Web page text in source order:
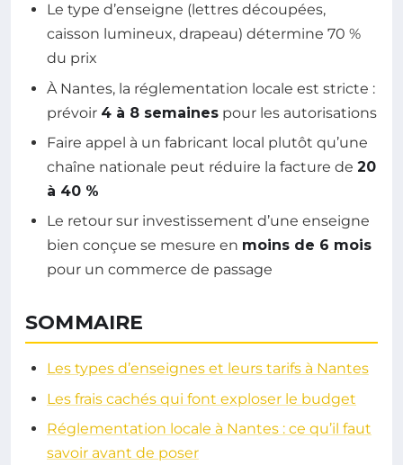
Le type d’enseigne (lettres découpées,
caisson lumineux, drapeau) détermine 70 %
du prix
À Nantes, la réglementation locale est stricte :
prévoir 4 à 8 semaines pour les autorisations
Faire appel à un fabricant local plutôt qu’une
chaîne nationale peut réduire la facture de 20
à 40 %
Le retour sur investissement d’une enseigne
bien conçue se mesure en moins de 6 mois
pour un commerce de passage
SOMMAIRE
Les types d’enseignes et leurs tarifs à Nantes
Les frais cachés qui font exploser le budget
Réglementation locale à Nantes : ce qu’il faut
savoir avant de poser